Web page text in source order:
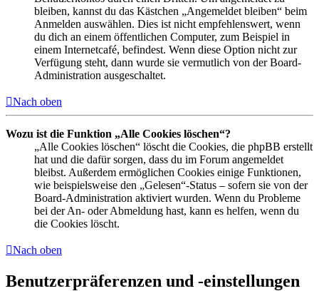
bleiben, kannst du das Kästchen „Angemeldet bleiben“ beim
Anmelden auswählen. Dies ist nicht empfehlenswert, wenn
du dich an einem öffentlichen Computer, zum Beispiel in
einem Internetcafé, befindest. Wenn diese Option nicht zur
Verfügung steht, dann wurde sie vermutlich von der Board-
Administration ausgeschaltet.
Nach oben
Wozu ist die Funktion „Alle Cookies löschen“?
„Alle Cookies löschen“ löscht die Cookies, die phpBB erstellt
hat und die dafür sorgen, dass du im Forum angemeldet
bleibst. Außerdem ermöglichen Cookies einige Funktionen,
wie beispielsweise den „Gelesen“-Status – sofern sie von der
Board-Administration aktiviert wurden. Wenn du Probleme
bei der An- oder Abmeldung hast, kann es helfen, wenn du
die Cookies löscht.
Nach oben
Benutzerpräferenzen und -einstellungen